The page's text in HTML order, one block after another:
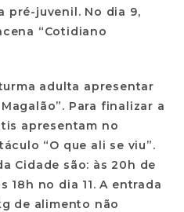
pré-juvenil. No dia 9,
“Cotidiano
adulta apresentar
Para finalizar a
apresentam no
“O que ali se viu”.
Cidade são: às 20h de
18h no dia 11. A entrada
de alimento não